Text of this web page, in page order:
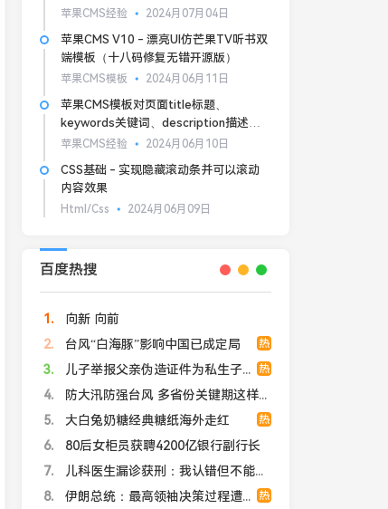
苹果CMS经验 2024月07月04日
苹果CMS V10 - 漂亮UI仿芒果TV听书双
端模板（十八码修复无错开源版）
苹果CMS模板 2024月06月11日
苹果CMS模板对页面title标题、
keywords关键词、description描述的
基本SEO优化
苹果CMS经验 2024月06月10日
CSS基础 - 实现隐藏滚动条并可以滚动
内容效果
Html/Css 2024月06月09日
百度热搜
1
向新 向前
2
热
台风“白海豚”影响中国已成定局
3
热
儿子举报父亲伪造证件为私生子落户
4
防大汛防强台风 多省份关键期这样做
5
热
大白兔奶糖经典糖纸海外走红
6
80后女柜员获聘4200亿银行副行长
7
儿科医生漏诊获刑：我认错但不能认罪
8
热
伊朗总统：最高领袖决策过程遭人利用